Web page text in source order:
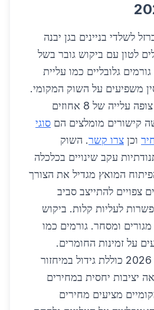
מחיר ברזל לשלדי בניינים בגן יבנה
4400 שקלים לטון עם ביקוש גובר בשל
גלובליים כמו עליית
משפיעים על השוק המקומי.
תחזית לשנת 2026 צופה עלייה של 8 אחוזים
קישורים מומלצים הם סוגי
וכן צרו קשר. השוק
עקב שינויים בכלכלה
המואץ מגדיל את הצורך
צפויים להתייצב סביב
אפשרות לעליות קלות. ביקוש
מגורים ומסחר. גורמים כמו
על זמינות החומרים.
תחזית חיובית לשנת 2026 כוללת גידול במיחזור
יציבות יחסית במחירים
מציעים מחירים